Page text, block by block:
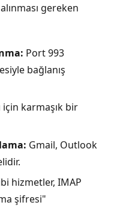
gereken
Port 993
bağlanış
için karmaşık bir
Gmail, Outlook
hizmetler, IMAP
şifresi"